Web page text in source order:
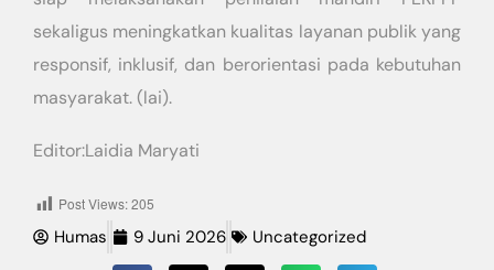
sekaligus meningkatkan kualitas layanan publik yang
responsif, inklusif, dan berorientasi pada kebutuhan
masyarakat. (lai).
Editor:Laidia Maryati
Post Views:205
Humas 9 Juni 2026 Uncategorized